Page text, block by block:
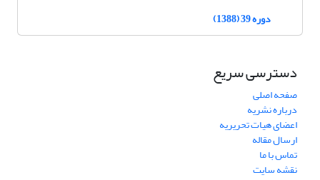
دوره 39 (1388)
دسترسی سریع
صفحه اصلی
درباره نشریه
اعضای هیات تحریریه
ارسال مقاله
تماس با ما
نقشه سایت